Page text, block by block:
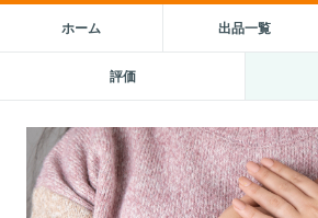
ホーム 出品一覧
評価